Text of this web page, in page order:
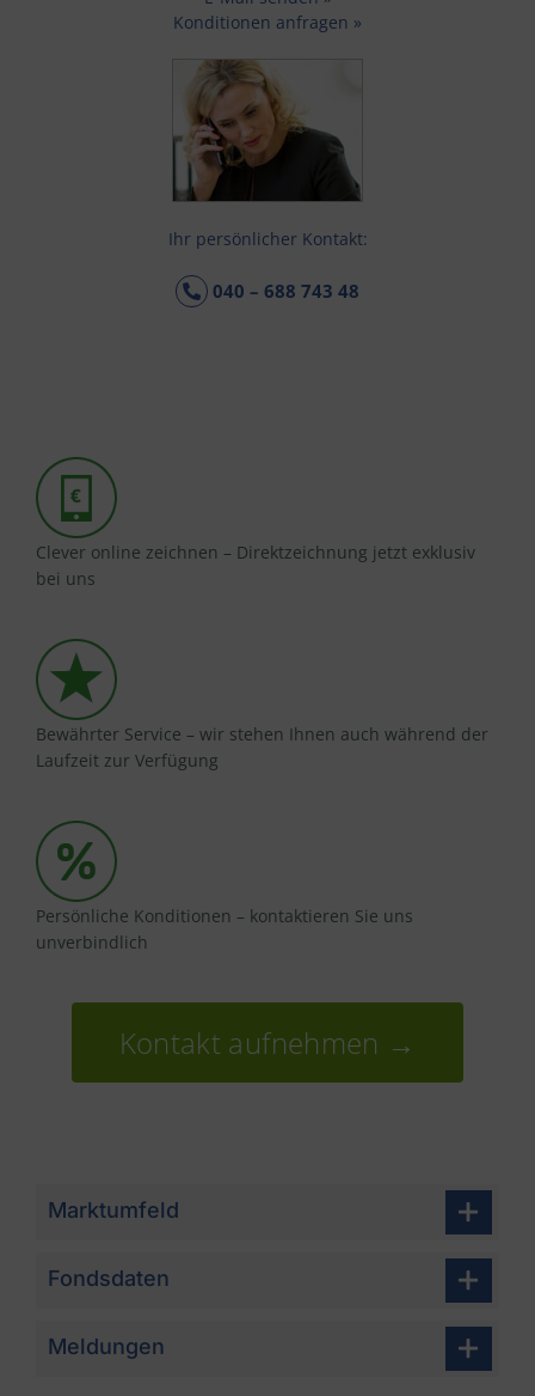
Konditionen anfragen »
Ihr persönlicher Kontakt:
040 – 688 743 48
Clever online zeichnen – Direktzeichnung jetzt exklusiv
bei uns
Bewährter Service – wir stehen Ihnen auch während der
Laufzeit zur Verfügung
Persönliche Konditionen – kontaktieren Sie uns
unverbindlich
Kontakt aufnehmen →
Marktumfeld
Fondsdaten
Meldungen